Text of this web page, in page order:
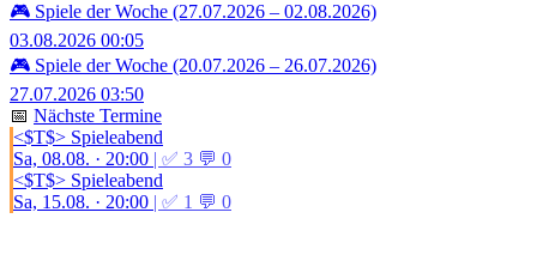
🎮 Spiele der Woche (27.07.2026 – 02.08.2026)
03.08.2026 00:05
🎮 Spiele der Woche (20.07.2026 – 26.07.2026)
27.07.2026 03:50
📅 Nächste Termine
<$T$> Spieleabend
Sa, 08.08. · 20:00 | ✅ 3 💬 0
<$T$> Spieleabend
Sa, 15.08. · 20:00 | ✅ 1 💬 0